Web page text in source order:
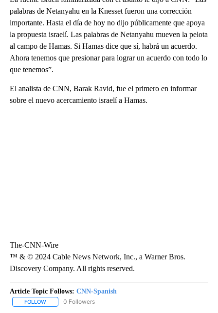
palabras de Netanyahu en la Knesset fueron una corrección
importante. Hasta el día de hoy no dijo públicamente que apoya
la propuesta israelí. Las palabras de Netanyahu mueven la pelota
al campo de Hamas. Si Hamas dice que sí, habrá un acuerdo.
Ahora tenemos que presionar para lograr un acuerdo con todo lo
que tenemos”.
El analista de CNN, Barak Ravid, fue el primero en informar
sobre el nuevo acercamiento israelí a Hamas.
The-CNN-Wire
™ & © 2024 Cable News Network, Inc., a Warner Bros.
Discovery Company. All rights reserved.
Article Topic Follows: CNN-Spanish
FOLLOW FOLLOW "CNN-SPANISH" TO RECEIVE NOTIFICATIONS ABOUT
0 Followers